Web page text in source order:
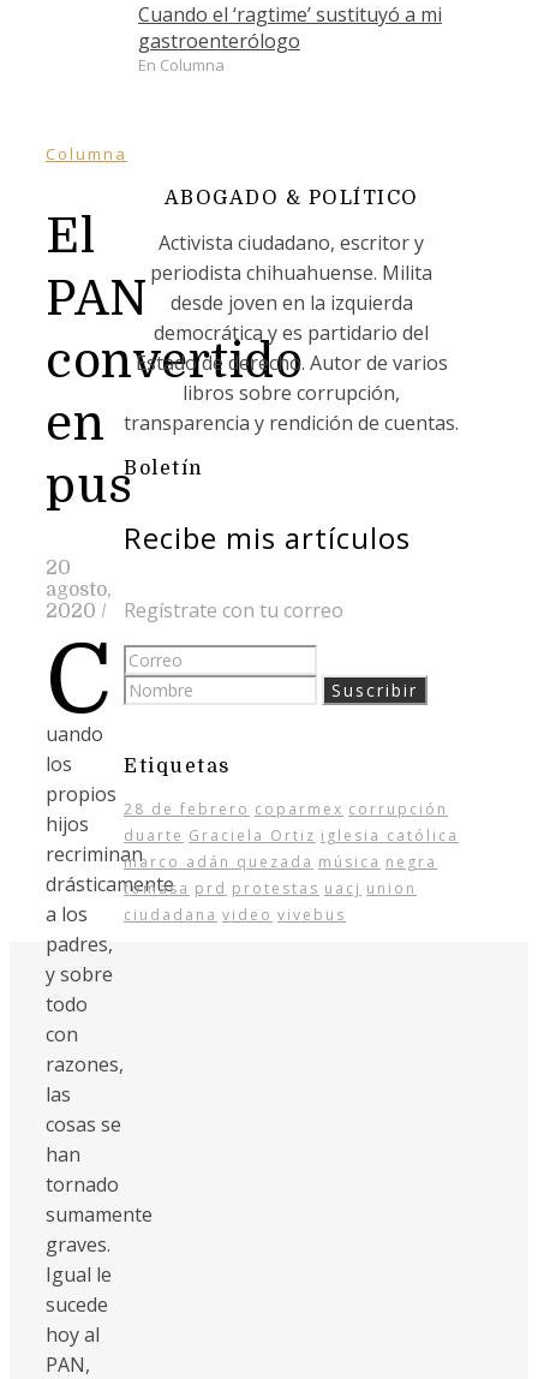
Cuando el ‘ragtime’ sustituyó a mi
gastroenterólogo
En Columna
Columna
El
PAN
convertido
en
pus
20
agosto,
2020 /
C
uando
los
propios
hijos
recriminan
drásticamente
a los
padres,
y sobre
todo
con
razones,
las
cosas se
han
tornado
sumamente
graves.
Igual le
sucede
hoy al
PAN,
ABOGADO & POLÍTICO
Activista ciudadano, escritor y
periodista chihuahuense. Milita
desde joven en la izquierda
democrática y es partidario del
Estado de derecho. Autor de varios
libros sobre corrupción,
transparencia y rendición de cuentas.
Boletín
Recibe mis artículos
Regístrate con tu correo
Etiquetas
28 de febrero coparmex corrupción
duarte Graciela Ortiz iglesia católica
marco adán quezada música negra
tomasa prd protestas uacj union
ciudadana video vivebus